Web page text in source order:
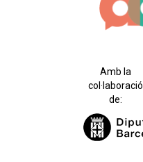
Amb la
col·laboració
de: